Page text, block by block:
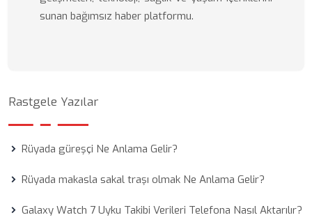
sunan bağımsız haber platformu.
Rastgele Yazılar
Rüyada güreşçi Ne Anlama Gelir?
Rüyada makasla sakal traşı olmak Ne Anlama Gelir?
Galaxy Watch 7 Uyku Takibi Verileri Telefona Nasıl Aktarılır?